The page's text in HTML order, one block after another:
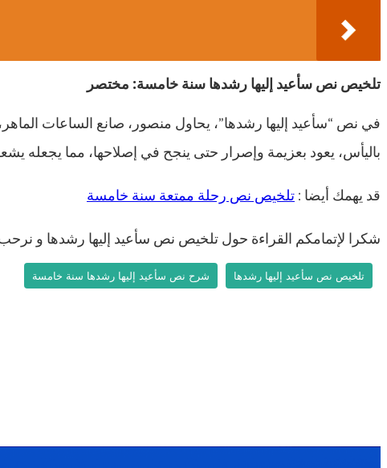
تلخيص نص سأعيد إليها رشدها سنة خامسة: مختصر
في نص “سأعيد إليها رشدها”، يحاول منصور، صانع الساعات
باليأس، يعود بعزيمة وإصرار حتى ينجح في إصلاحها، مما يجعله
قد يهمك أيضا :تلخيص نص رحلة ممتعة سنة خامسة
شكرا لإتمامكم القراءة حول تلخيص نص سأعيد إليها رشدها و
تلخيص نص سأعيد إليها رشدها شرح نص سأعيد إليها رشدها سنة خامسة